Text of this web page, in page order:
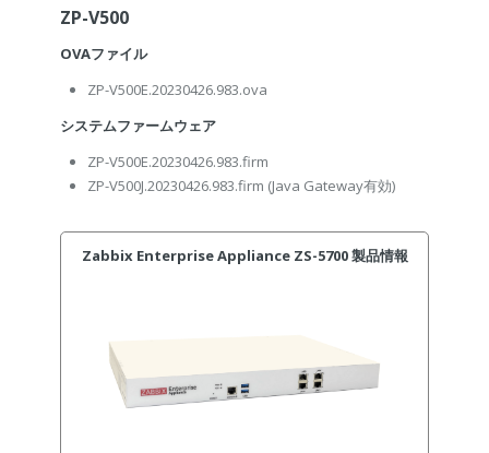
ZP-V500
OVAファイル
ZP-V500E.20230426.983.ova
システムファームウェア
ZP-V500E.20230426.983.firm
ZP-V500J.20230426.983.firm (Java Gateway有効)
Zabbix Enterprise Appliance ZS-5700 製品情報